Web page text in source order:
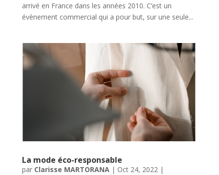
arrivé en France dans les années 2010. C’est un
évènement commercial qui a pour but, sur une seule...
La mode éco-responsable
par Clarisse MARTORANA| Oct 24, 2022|